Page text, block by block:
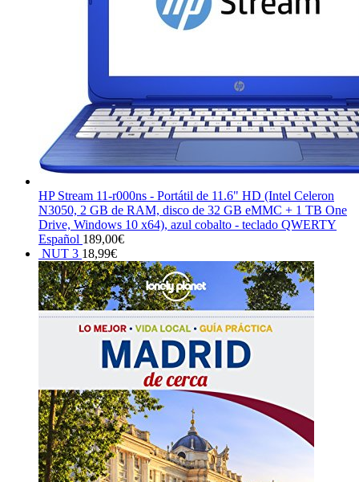
HP Stream 11-r000ns - Portátil de 11.6" HD (Intel Celeron
N3050, 2 GB de RAM, disco de 32 GB eMMC + 1 TB One
Drive, Windows 10 x64), azul cobalto - teclado QWERTY
Español 189,00€
NUT 3 18,99€